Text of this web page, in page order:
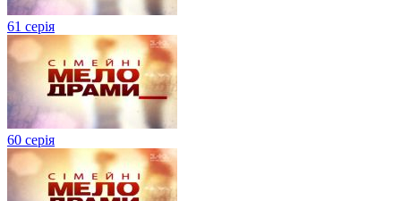
61 серія
60 серія